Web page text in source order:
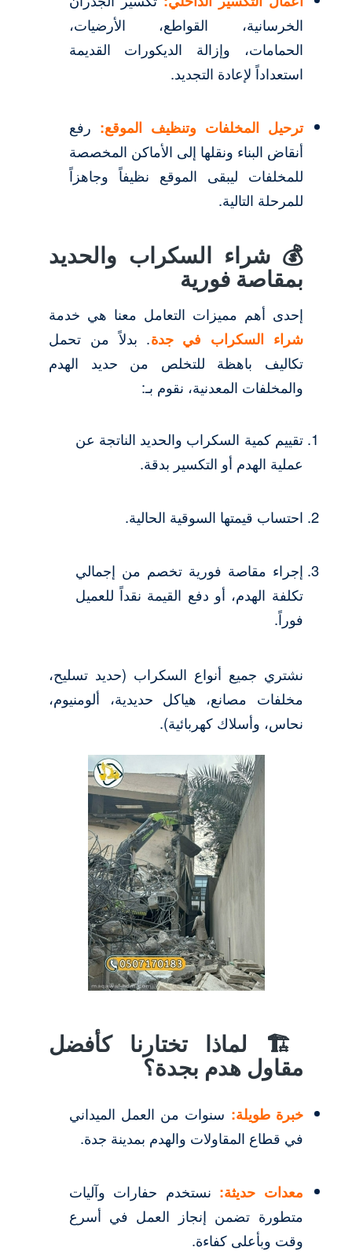
الخرسانية، القواطع، الأرضيات،
الحمامات، وإزالة الديكورات القديمة
استعداداً لإعادة التجديد.
ترحيل المخلفات وتنظيف الموقع: رفع
أنقاض البناء ونقلها إلى الأماكن المخصصة
للمخلفات ليبقى الموقع نظيفاً وجاهزاً
للمرحلة التالية.
💰 شراء السكراب والحديد
بمقاصة فورية
إحدى أهم مميزات التعامل معنا هي خدمة
شراء السكراب في جدة. بدلاً من تحمل
تكاليف باهظة للتخلص من حديد الهدم
والمخلفات المعدنية، نقوم بـ:
تقييم كمية السكراب والحديد الناتجة عن
عملية الهدم أو التكسير بدقة.
احتساب قيمتها السوقية الحالية.
إجراء مقاصة فورية تخصم من إجمالي
تكلفة الهدم، أو دفع القيمة نقداً للعميل
فوراً.
نشتري جميع أنواع السكراب (حديد تسليح،
مخلفات مصانع، هياكل حديدية، ألومنيوم،
نحاس، وأسلاك كهربائية).
🏗️ لماذا تختارنا كأفضل
مقاول هدم بجدة؟
خبرة طويلة: سنوات من العمل الميداني
في قطاع المقاولات والهدم بمدينة جدة.
معدات حديثة: نستخدم حفارات وآليات
متطورة تضمن إنجاز العمل في أسرع
وقت وبأعلى كفاءة.